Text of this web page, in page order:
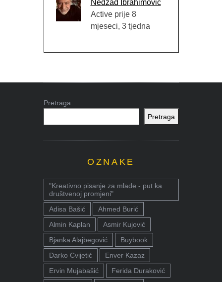
Nedžad Ibrahimović
Active prije 8
mjeseci, 3 tjedna
Pretraga
Pretraga
OZNAKE
"Kreativno pisanje za mlade - put ka
društvenoj promjeni"
Adisa Bašić
Ahmed Burić
Almin Kaplan
Asmir Kujović
Bjanka Alajbegović
Buybook
Darko Cvijetić
Enver Kazaz
Ervin Mujabašić
Ferida Duraković